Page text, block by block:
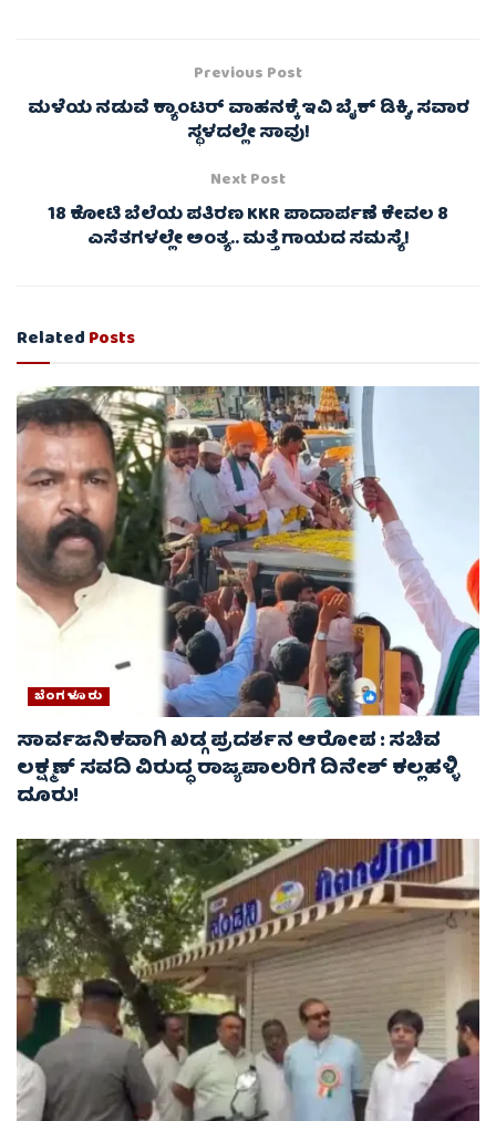
Previous Post
ಮಳೆಯ ನಡುವೆ ಕ್ಯಾಂಟರ್ ವಾಹನಕ್ಕೆ ಇವಿ ಬೈಕ್ ಡಿಕ್ಕಿ, ಸವಾರ
ಸ್ಥಳದಲ್ಲೇ ಸಾವು!
Next Post
18 ಕೋಟಿ ಬೆಲೆಯ ಪತಿರಣ KKR ಪಾದಾರ್ಪಣೆ ಕೇವಲ 8
ಎಸೆತಗಳಲ್ಲೇ ಅಂತ್ಯ.. ಮತ್ತೆ ಗಾಯದ ಸಮಸ್ಯೆ!
RelatedPosts
ಬೆಂಗಳೂರು
ಸಾರ್ವಜನಿಕವಾಗಿ ಖಡ್ಗ ಪ್ರದರ್ಶನ ಆರೋಪ : ಸಚಿವ
ಲಕ್ಷ್ಮಣ್‌ ಸವದಿ ವಿರುದ್ಧ ರಾಜ್ಯಪಾಲರಿಗೆ ದಿನೇಶ್‌ ಕಲ್ಲಹಳ್ಳಿ
ದೂರು!